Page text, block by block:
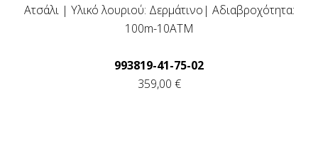
Ατσάλι | Υλικό λουριού: Δερμάτινο| Αδιαβροχότητα:
100m-10ΑΤΜ
993819-41-75-02
359,00 €